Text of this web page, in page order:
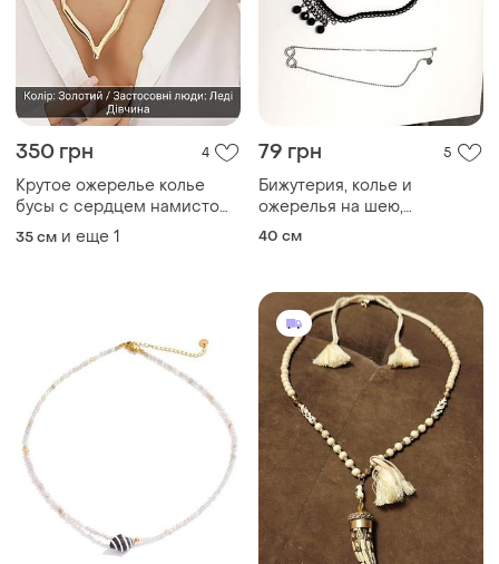
350 грн 4
Крутое ожерелье колье
бусы с сердцем намисто
перлини камни кольє
35 см и еще 1
79 грн 5
Бижутерия, колье и
ожерелья на шею,
различные кирпичики на
40 см